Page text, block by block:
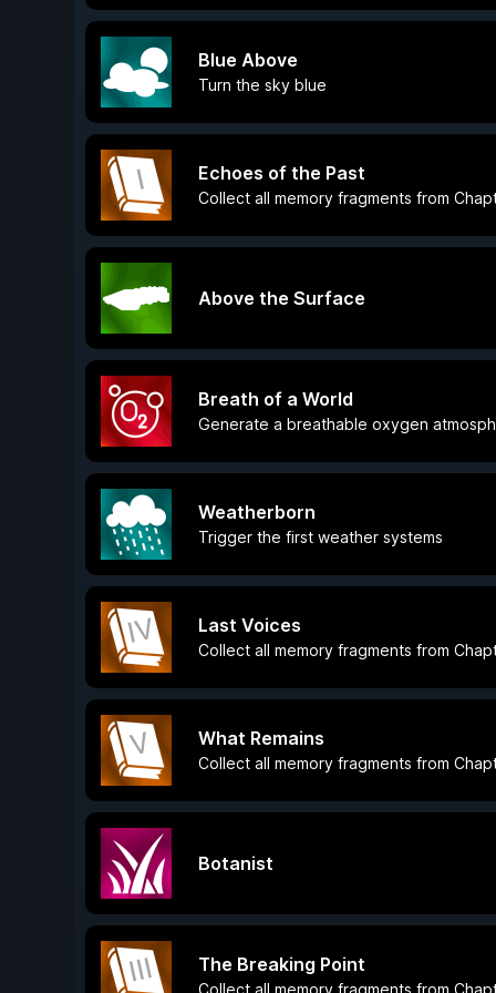
Blue Above
Turn the sky blue
Echoes of the Past
Collect all memory fragments from
Above the Surface
Breath of a World
Generate a breathable oxygen
Weatherborn
Trigger the first weather systems
Last Voices
Collect all memory fragments from
What Remains
Collect all memory fragments from
Botanist
The Breaking Point
Collect all memory fragments from